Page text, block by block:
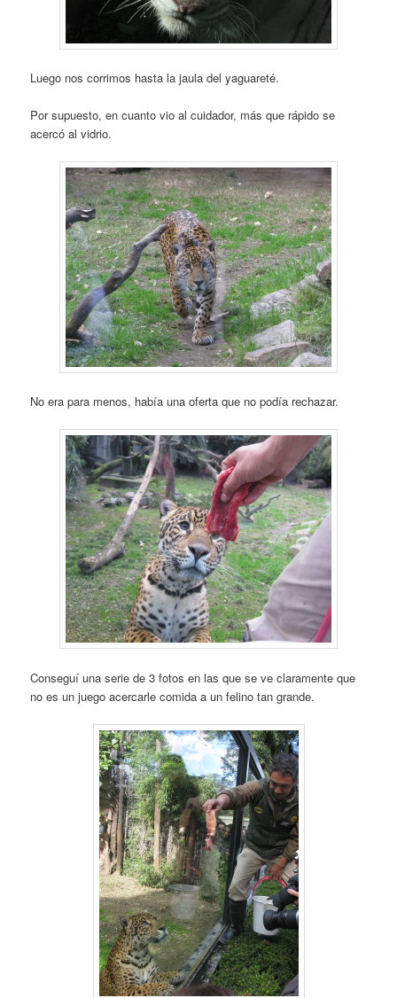
Luego nos corrimos hasta la jaula del yaguareté.
Por supuesto, en cuanto vio al cuidador, más que rápido se
acercó al vidrio.
No era para menos, había una oferta que no podía rechazar.
Conseguí una serie de 3 fotos en las que se ve claramente que
no es un juego acercarle comida a un felino tan grande.